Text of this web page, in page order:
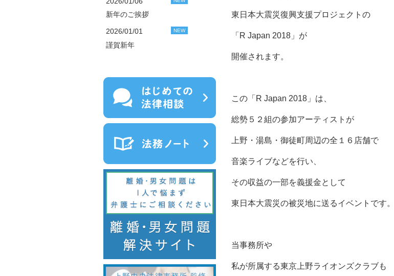
東日本大震災復興支援プロジェクトの
「R Japan 2018」が
開催されます。
この「R Japan 2018」は、
総勢５２組の参加アーティストが
上野・湯島・御徒町周辺の全１６店舗で
音楽ライブなどを行い、
その収益の一部を義援金として
東日本大震災の被災地に送るイベントです。
当事務所や
私が所属する東京上野ライオンズクラブも
新年のご挨拶
2026/01/01 NEW
謹賀新年